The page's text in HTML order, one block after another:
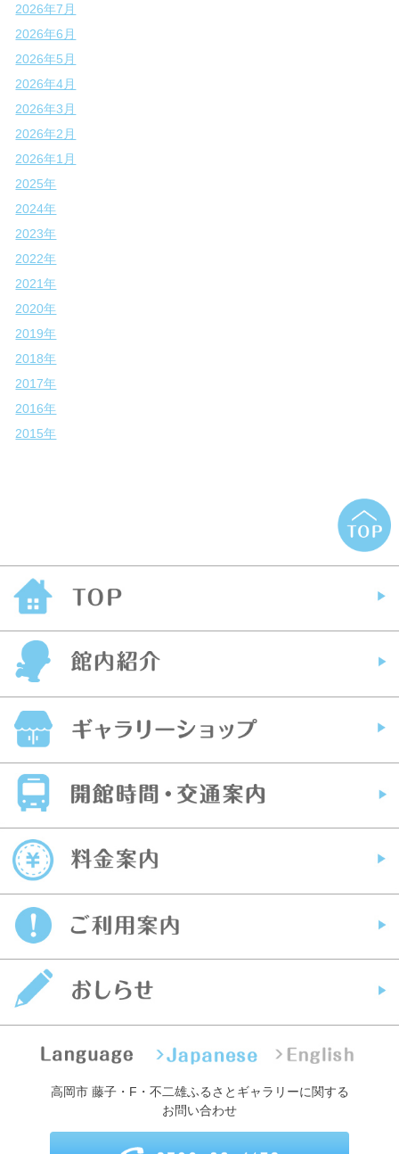
2026年7月
2026年6月
2026年5月
2026年4月
2026年3月
2026年2月
2026年1月
2025年
2024年
2023年
2022年
2021年
2020年
2019年
2018年
2017年
2016年
2015年
高岡市 藤子・F・不二雄ふるさとギャラリーに関する
お問い合わせ